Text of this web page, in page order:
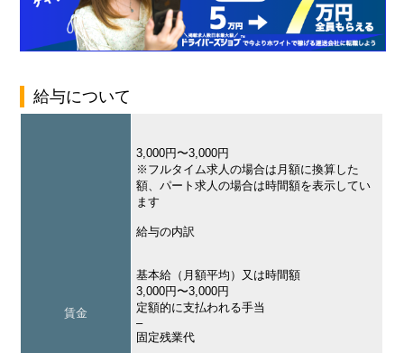
給与について
賃金
3,000円〜3,000円
※フルタイム求人の場合は月額に換算した
額、パート求人の場合は時間額を表示してい
ます
給与の内訳
基本給（月額平均）又は時間額
3,000円〜3,000円
定額的に支払われる手当
–
固定残業代